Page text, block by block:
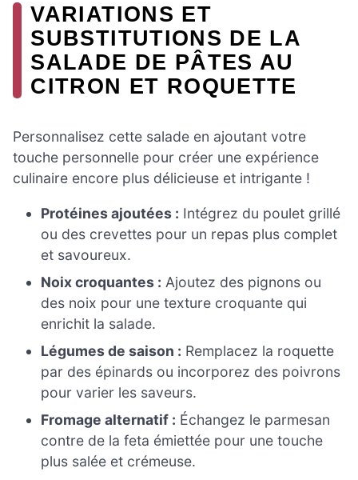
VARIATIONS ET
SUBSTITUTIONS DE LA
SALADE DE PÂTES AU
CITRON ET ROQUETTE
Personnalisez cette salade en ajoutant votre
touche personnelle pour créer une expérience
culinaire encore plus délicieuse et intrigante !
Protéines ajoutées : Intégrez du poulet grillé
ou des crevettes pour un repas plus complet
et savoureux.
Noix croquantes : Ajoutez des pignons ou
des noix pour une texture croquante qui
enrichit la salade.
Légumes de saison : Remplacez la roquette
par des épinards ou incorporez des poivrons
pour varier les saveurs.
Fromage alternatif : Échangez le parmesan
contre de la feta émiettée pour une touche
plus salée et crémeuse.